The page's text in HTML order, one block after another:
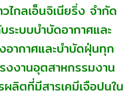
ไกลเอ็นจิเนียริ่ง จำกัด
ระบบบำบัดอากาศและ
ากาศและบำบัดฝุ่นทุก
งงานอุตสาหกรรมงาน
ลิตที่มีสารเคมีเจือปนใน